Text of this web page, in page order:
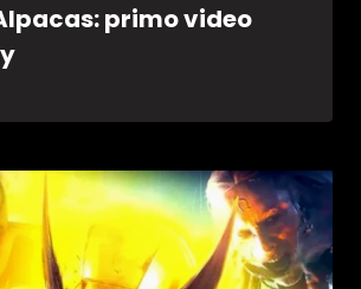
primo video